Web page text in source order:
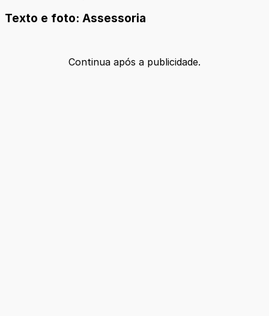
Texto e foto: Assessoria
Continua após a publicidade.